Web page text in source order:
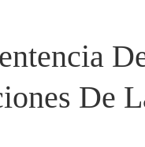
De